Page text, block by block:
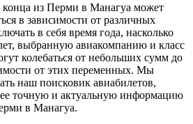
конца из Перми в Манагуа может
в зависимости от различных
в себя время года, насколько
выбранную авиакомпанию и класс
колебаться от небольших сумм до
от этих переменных. Мы
наш поисковик авиабилетов,
точную и актуальную информацию
в Манагуа.